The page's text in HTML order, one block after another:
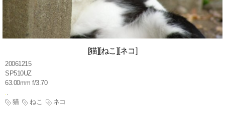
[猫][ねこ][ネコ]
20061215
SP510UZ
63.00mm f/3.70
猫 ねこ ネコ